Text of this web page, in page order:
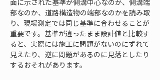
面に示された基準が側溝中心なのか、側溝端
部なのか、道路構造物の端部なのかを読み取
り、現場測定では同じ基準に合わせることが
重要です。基準が違ったまま設計値と比較す
ると、実際には施工に問題がないのにずれて
見えたり、逆に問題があるのに見落としたり
するおそれがあります。